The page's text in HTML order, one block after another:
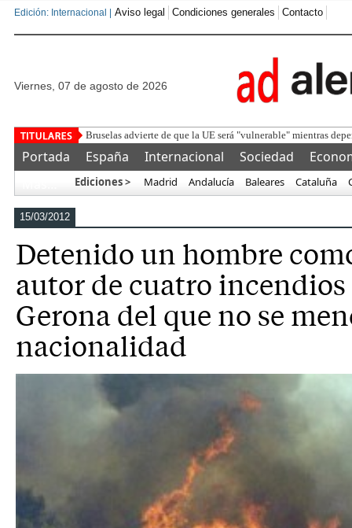
Edición: Internacional | Aviso legal Condiciones generales Contacto
viernes, 07 de agosto de 2026
Detenido un ma
Portada España Internacional Sociedad
Ediciones > Madrid Andalucía Baleares Cataluña
15/03/2012
Detenido un hombre
autor de cuatro incendios
Gerona del que no se
nacionalidad